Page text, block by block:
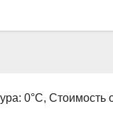
0°C, Стоимость